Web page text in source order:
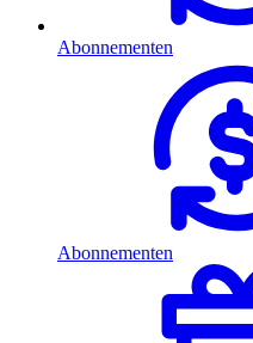
Abonnementen
Abonnementen